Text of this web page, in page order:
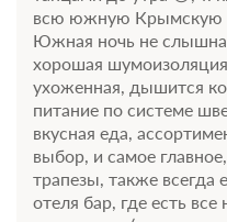
всю южную Крымскую
Южная ночь не
хорошая
ухоженная, дышится
питание по системе
вкусная еда,
выбор, и самое
трапезы, также всегда
отеля бар, где есть